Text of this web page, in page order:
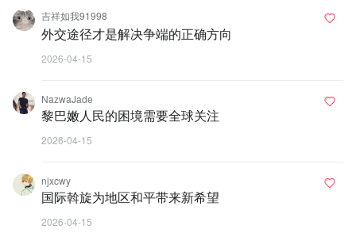
吉祥如我91998
外交途径才是解决争端的正确方向
2026-04-15
NazwaJade
黎巴嫩人民的困境需要全球关注
2026-04-15
njxcwy
国际斡旋为地区和平带来新希望
2026-04-15